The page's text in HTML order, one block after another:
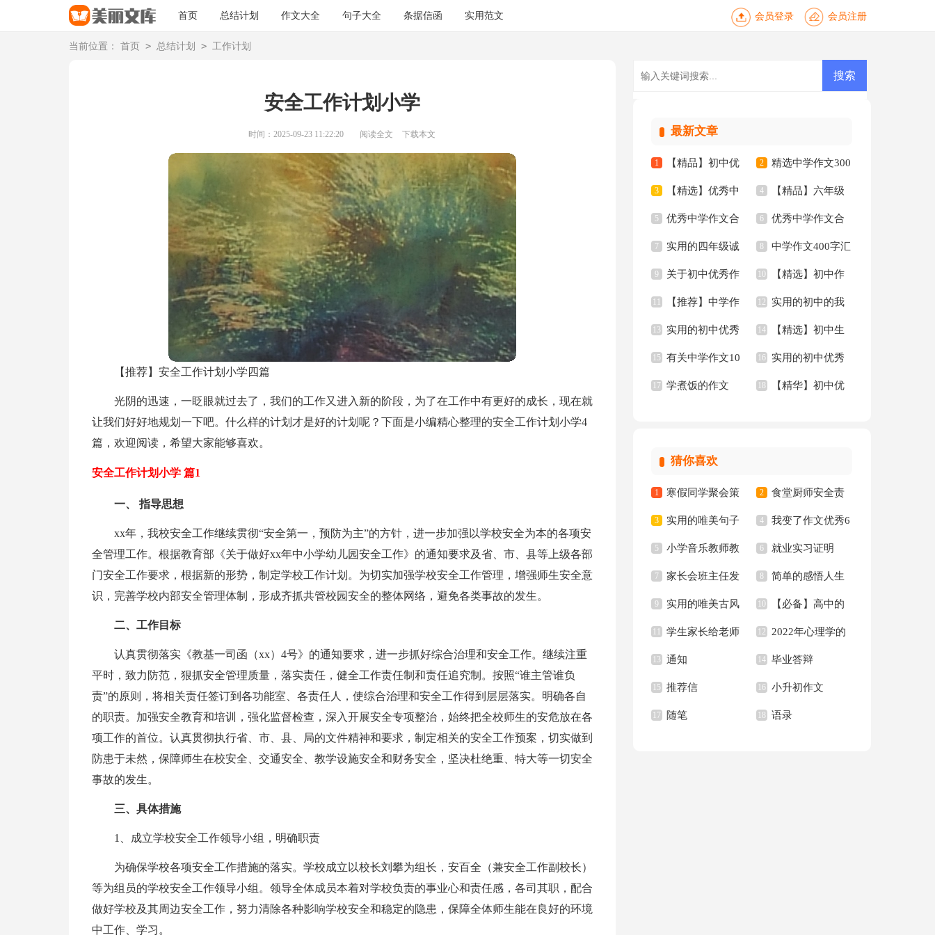
首页 总结计划 作文大全 句子大全 条据信函 实用范文 会员登录 会员注册
当前位置： 首页 > 总结计划 > 工作计划
安全工作计划小学
时间：2025-09-23 11:22:20 阅读全文 下载本文
【推荐】安全工作计划小学四篇
光阴的迅速，一眨眼就过去了，我们的工作又进入新的阶段，为了在工作中有更好的成长，现在就
让我们好好地规划一下吧。什么样的计划才是好的计划呢？下面是小编精心整理的安全工作计划小学4
篇，欢迎阅读，希望大家能够喜欢。
安全工作计划小学 篇1
一、 指导思想
xx年，我校安全工作继续贯彻“安全第一，预防为主”的方针，进一步加强以学校安全为本的各项安
全管理工作。根据教育部《关于做好xx年中小学幼儿园安全工作》的通知要求及省、市、县等上级各部
门安全工作要求，根据新的形势，制定学校工作计划。为切实加强学校安全工作管理，增强师生安全意
识，完善学校内部安全管理体制，形成齐抓共管校园安全的整体网络，避免各类事故的发生。
二、工作目标
认真贯彻落实《教基一司函（xx）4号》的通知要求，进一步抓好综合治理和安全工作。继续注重
平时，致力防范，狠抓安全管理质量，落实责任，健全工作责任制和责任追究制。按照“谁主管谁负
责”的原则，将相关责任签订到各功能室、各责任人，使综合治理和安全工作得到层层落实。明确各自
的职责。加强安全教育和培训，强化监督检查，深入开展安全专项整治，始终把全校师生的安危放在各
项工作的首位。认真贯彻执行省、市、县、局的文件精神和要求，制定相关的安全工作预案，切实做到
防患于未然，保障师生在校安全、交通安全、教学设施安全和财务安全，坚决杜绝重、特大等一切安全
事故的发生。
三、具体措施
1、成立学校安全工作领导小组，明确职责
为确保学校各项安全工作措施的落实。学校成立以校长刘攀为组长，安百全（兼安全工作副校长）
等为组员的学校安全工作领导小组。领导全体成员本着对学校负责的事业心和责任感，各司其职，配合
做好学校及其周边安全工作，努力清除各种影响学校安全和稳定的隐患，保障全体师生能在良好的环境
中工作、学习。
最新文章
1 【精品】初中优
秀作文三篇
2 精选中学作文300
字五篇
3 【精选】优秀中
学作文合集8篇
4 【精品】六年级
年的作文300字汇总9
篇
5 优秀中学作文合
集四篇
6 优秀中学作文合
集九篇
7 实用的四年级诚
信的作文300字合集
十篇
8 中学作文400字汇
编八篇
9 关于初中优秀作
文4篇
10 【精选】初中作
文集合八篇
11 【推荐】中学作
文300字九篇
12 实用的初中的我
作文3篇
13 实用的初中优秀
作文6篇
14 【精选】初中生
作文集合8篇
15 有关中学作文10
篇
16 实用的初中优秀
作文10篇
17 学煮饭的作文 18 【精华】初中优
猜你喜欢
1 寒假同学聚会策
划书
2 食堂厨师安全责
任书
3 实用的唯美句子
65条
4 我变了作文优秀6
篇
5 小学音乐教师教
学心得
6 就业实习证明
7 家长会班主任发
言稿集合15篇
8 简单的感悟人生
的格言集锦94条
9 实用的唯美古风
句子合集36句
10 【必备】高中的
作文集合八篇
11 学生家长给老师
的感谢信合集6篇
12 2022年心理学的
语录
13 通知 14 毕业答辩
15 推荐信 16 小升初作文
17 随笔 18 语录